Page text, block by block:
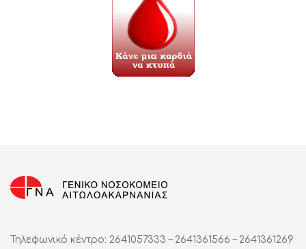
Τηλεφωνικό κέντρο: 2641057333 – 2641361566 – 2641361269